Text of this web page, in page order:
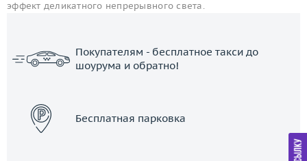
эффект деликатного непрерывного света.
Покупателям - бесплатное такси до
шоурума и обратно!
Бесплатная парковка